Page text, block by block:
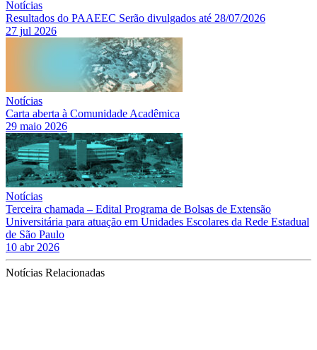
Notícias
Resultados do PAAEEC Serão divulgados até 28/07/2026
27 jul 2026
Notícias
Carta aberta à Comunidade Acadêmica
29 maio 2026
Notícias
Terceira chamada – Edital Programa de Bolsas de Extensão
Universitária para atuação em Unidades Escolares da Rede Estadual
de São Paulo
10 abr 2026
Notícias Relacionadas